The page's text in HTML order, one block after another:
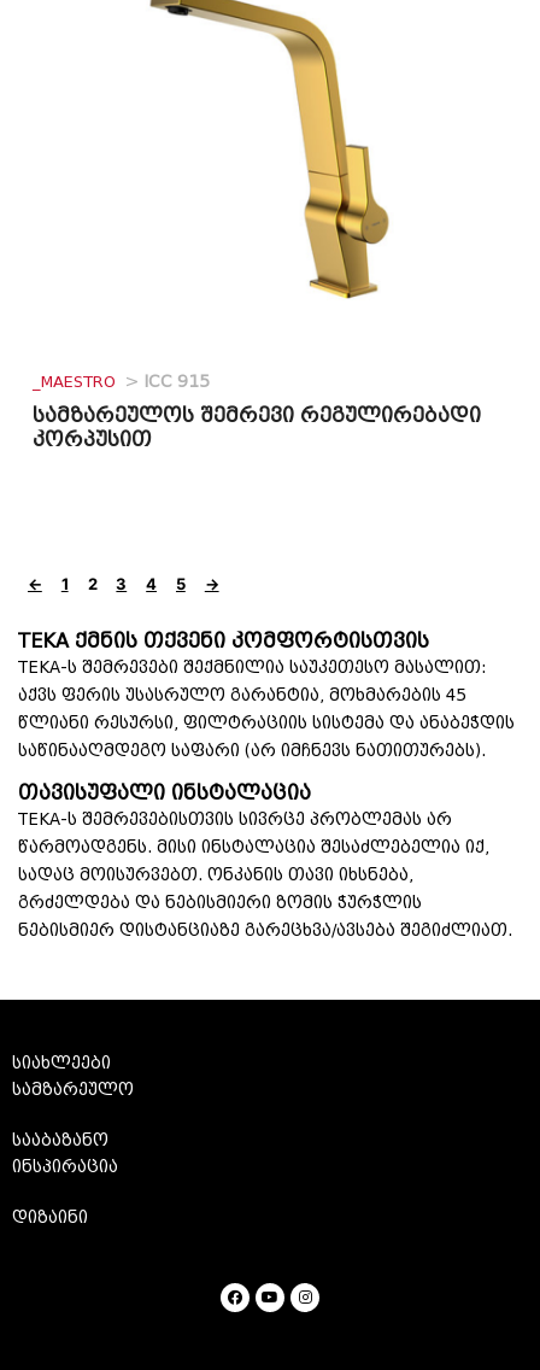
_MAESTRO > ICC 915
სამზარეულოს შემრევი რეგულირებადი
კორპუსით
← 1 2 3 4 5 →
TEKA ქმნის თქვენი კომფორტისთვის
TEKA-ს შემრევები შექმნილია საუკეთესო მასალით:
აქვს ფერის უსასრულო გარანტია, მოხმარების 45
წლიანი რესურსი, ფილტრაციის სისტემა და ანაბეჭდის
საწინააღმდეგო საფარი (არ იმჩნევს ნათითურებს).
თავისუფალი ინსტალაცია
TEKA-ს შემრევებისთვის სივრცე პრობლემას არ
წარმოადგენს. მისი ინსტალაცია შესაძლებელია იქ,
სადაც მოისურვებთ. ონკანის თავი იხსნება,
გრძელდება და ნებისმიერი ზომის ჭურჭლის
ნებისმიერ დისტანციაზე გარეცხვა/ავსება შეგიძლიათ.
სიახლეები
სამზარეულო
სააბაზანო
ინსპირაცია
დიზაინი